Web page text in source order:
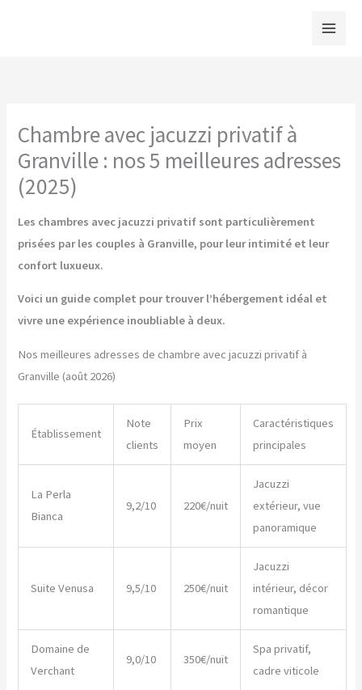
Chambre avec jacuzzi privatif à
Granville : nos 5 meilleures adresses
(2025)
Les chambres avec jacuzzi privatif sont particulièrement
prisées par les couples à Granville, pour leur intimité et leur
confort luxueux.
Voici un guide complet pour trouver l’hébergement idéal et
vivre une expérience inoubliable à deux.
Nos meilleures adresses de chambre avec jacuzzi privatif à
Granville (août 2026)
Établissement
Note
clients
Prix
moyen
Caractéristiques
principales
La Perla
Bianca
9,2/10 220€/nuit
Jacuzzi
extérieur, vue
panoramique
Suite Venusa 9,5/10 250€/nuit
Jacuzzi
intérieur, décor
romantique
Domaine de
Verchant
9,0/10 350€/nuit
Spa privatif,
cadre viticole